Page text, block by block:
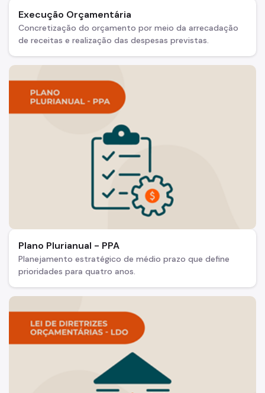
Execução Orçamentária
Concretização do orçamento por meio da arrecadação
de receitas e realização das despesas previstas.
Plano Plurianual - PPA
Planejamento estratégico de médio prazo que define
prioridades para quatro anos.